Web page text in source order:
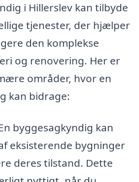
i Hillerslev kan tilbyde
tjenester, der hjælper
den komplekse
og renovering. Her er
områder, hvor en
kan bidrage:
byggesagkyndig kan
eksisterende bygninger
deres tilstand. Dette